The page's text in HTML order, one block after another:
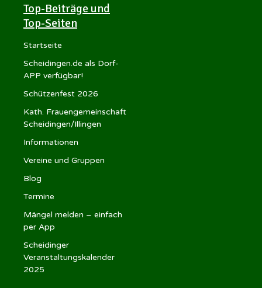
Top-Beiträge und
Top-Seiten
Startseite
Scheidingen.de als Dorf-
APP verfügbar!
Schützenfest 2026
Kath. Frauengemeinschaft
Scheidingen/Illingen
Informationen
Vereine und Gruppen
Blog
Termine
Mängel melden – einfach
per App
Scheidinger
Veranstaltungskalender
2025